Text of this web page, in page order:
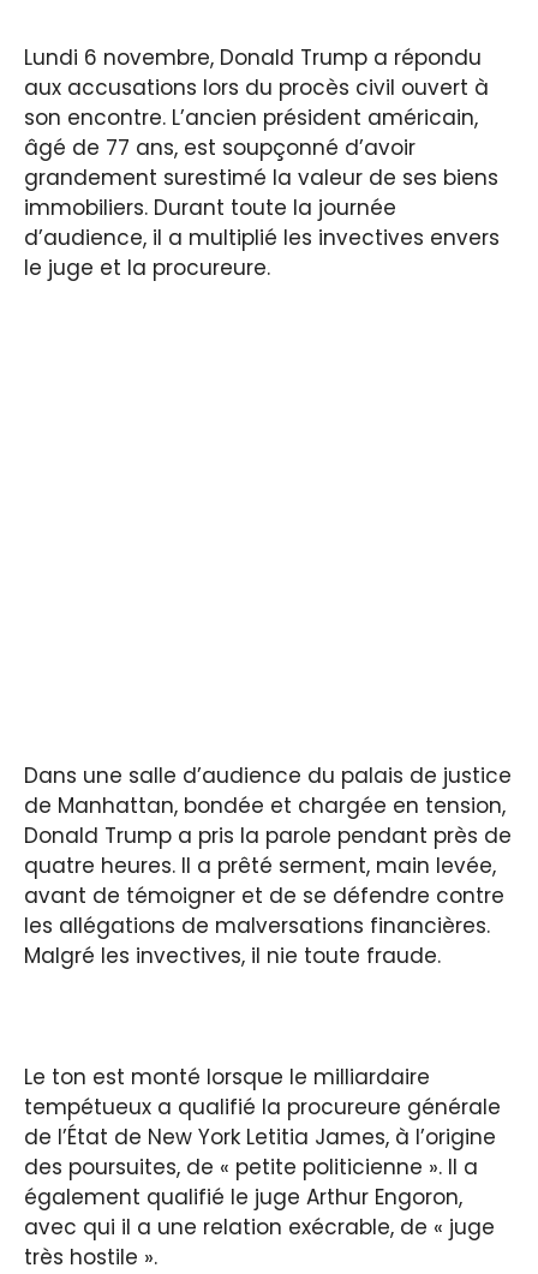
Lundi 6 novembre, Donald Trump a répondu
aux accusations lors du procès civil ouvert à
son encontre. L’ancien président américain,
âgé de 77 ans, est soupçonné d’avoir
grandement surestimé la valeur de ses biens
immobiliers. Durant toute la journée
d’audience, il a multiplié les invectives envers
le juge et la procureure.
Dans une salle d’audience du palais de justice
de Manhattan, bondée et chargée en tension,
Donald Trump a pris la parole pendant près de
quatre heures. Il a prêté serment, main levée,
avant de témoigner et de se défendre contre
les allégations de malversations financières.
Malgré les invectives, il nie toute fraude.
Le ton est monté lorsque le milliardaire
tempétueux a qualifié la procureure générale
de l’État de New York Letitia James, à l’origine
des poursuites, de « petite politicienne ». Il a
également qualifié le juge Arthur Engoron,
avec qui il a une relation exécrable, de « juge
très hostile ».